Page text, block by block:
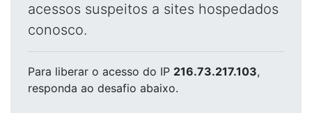
acessos suspeitos a sites hospedados
conosco.
Para liberar o acesso do IP 216.73.217.103,
responda ao desafio abaixo.